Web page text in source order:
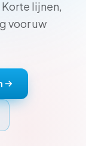
lijnen,
voor uw